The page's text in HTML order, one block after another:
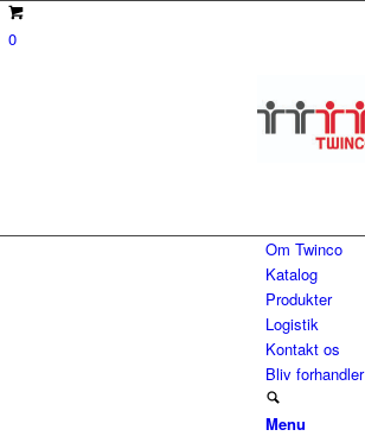
0
Om Twinco
Katalog
Produkter
Logistik
Kontakt os
Bliv forhandler
Menu